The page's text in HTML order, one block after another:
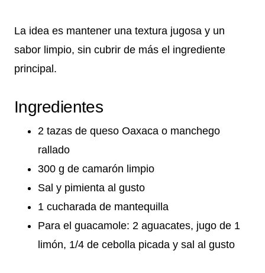
La idea es mantener una textura jugosa y un
sabor limpio, sin cubrir de más el ingrediente
principal.
Ingredientes
2 tazas de queso Oaxaca o manchego
rallado
300 g de camarón limpio
Sal y pimienta al gusto
1 cucharada de mantequilla
Para el guacamole: 2 aguacates, jugo de 1
limón, 1/4 de cebolla picada y sal al gusto